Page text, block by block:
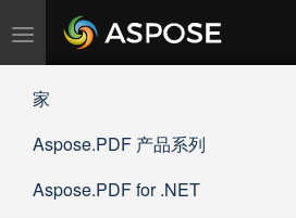
切
航家
Aspose.PDF 产品系列
Aspose.PDF for .NET